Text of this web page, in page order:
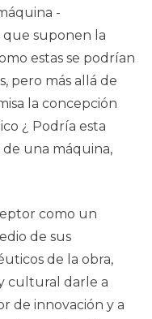
-
que suponen la
estas se podrían
pero más allá de
la concepción
¿ Podría esta
una máquina,
como un
de sus
de la obra,
cultural darle a
de innovación y a